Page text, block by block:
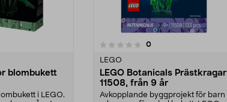
blombukett
i LEGO.
stjärnor 0recensioner
LEGO
LEGO Botanicals Prästkragar
11508, från 9 år
Avkopplande byggprojekt för barn
4.5 av 5 stjärnor